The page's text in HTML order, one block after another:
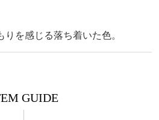
を感じる落ち着いた色。
GUIDE